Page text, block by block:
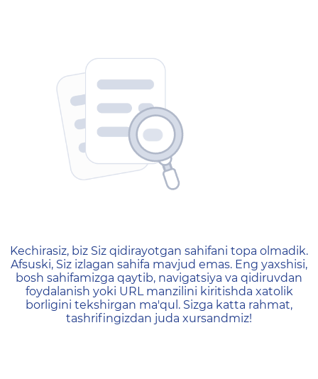
404 — Страница не
Kechirasiz, biz Siz qidirayotgan sahifani topa olmadik.
Afsuski, Siz izlagan sahifa mavjud emas. Eng yaxshisi,
bosh sahifamizga qaytib, navigatsiya va qidiruvdan
foydalanish yoki URL manzilini kiritishda xatolik
borligini tekshirgan ma'qul. Sizga katta rahmat,
tashrifingizdan juda xursandmiz!